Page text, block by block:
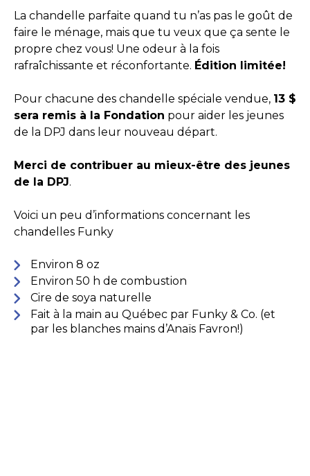
La chandelle parfaite quand tu n’as pas le goût de
faire le ménage, mais que tu veux que ça sente le
propre chez vous! Une odeur à la fois
rafraîchissante et réconfortante. Édition limitée!
Pour chacune des chandelle spéciale vendue, 13 $
sera remis à la Fondation pour aider les jeunes
de la DPJ dans leur nouveau départ.
Merci de contribuer au mieux-être des jeunes
de la DPJ.
Voici un peu d’informations concernant les
chandelles Funky
Environ 8 oz
Environ 50 h de combustion
Cire de soya naturelle
Fait à la main au Québec par Funky & Co. (et
par les blanches mains d’Anaïs Favron!)